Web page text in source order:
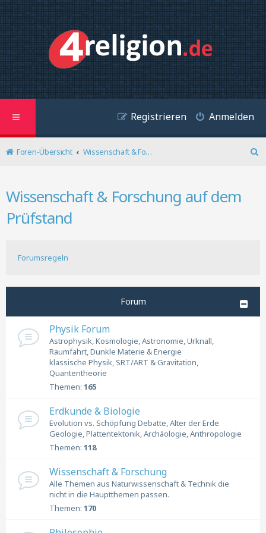
Anmelden
Registrieren
Foren-Übersicht
Wissenschaft & Forschung auf dem Prüfstand
Wissenschaft & Forschung auf dem
Prüfstand
Forumsregeln
Forum
Physik Forum
Astrophysik, Kosmologie, Astronomie, Urknall,
Raumfahrt, Dunkle Materie & Energie
klassische Physik, SRT/ART & Gravitation,
Quantentheorie
Themen: 165
Erdkunde & Biologie
Evolution vs. Schöpfung Debatte, Alter der Erde
Geologie, Plattentektonik, Archäologie, Anthropologie
Themen: 118
Wissenschaft & Forschung
Alle Themen aus Naturwissenschaft & Technik die
nicht in die Hauptthemen passen.
Themen: 170